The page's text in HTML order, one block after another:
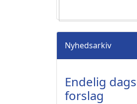
Nyhedsarkiv
Endelig
forslag